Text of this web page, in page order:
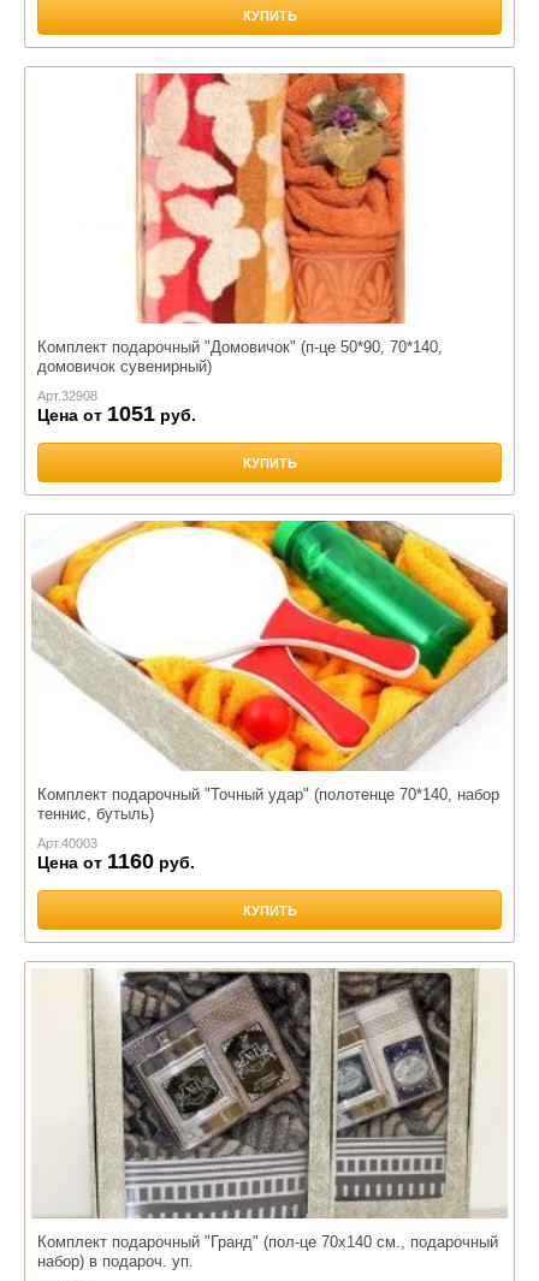
КУПИТЬ
Комплект подарочный "Домовичок" (п-це 50*90, 70*140,
домовичок сувенирный)
Арт.32908
Цена от 1051 руб.
КУПИТЬ
Комплект подарочный "Точный удар" (полотенце 70*140, набор
теннис, бутыль)
Арт.40003
Цена от 1160 руб.
КУПИТЬ
Комплект подарочный "Гранд" (пол-це 70х140 см., подарочный
набор) в подароч. уп.